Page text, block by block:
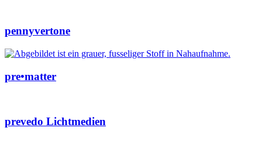
pennyvertone
pre•matter
prevedo Lichtmedien